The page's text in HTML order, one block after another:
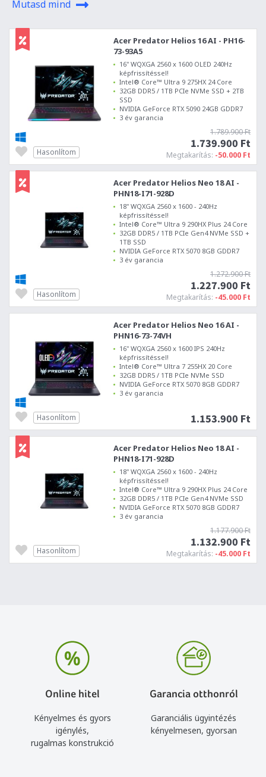
Mutasd mind
Acer Predator Helios 16 AI - PH16-
73-93A5
16" WQXGA 2560 x 1600 OLED 240Hz
képfrissítéssel!
Intel® Core™ Ultra 9 275HX 24 Core
32GB DDR5 / 1TB PCIe NVMe SSD + 2TB
SSD
NVIDIA GeForce RTX 5090 24GB GDDR7
3 év garancia
1.789.900 Ft
1.739.900 Ft
Megtakarítás: -50.000 Ft
Hasonlítom
Acer Predator Helios Neo 18 AI -
PHN18-I71-928D
18" WQXGA 2560 x 1600 - 240Hz
képfrissítéssel!
Intel® Core™ Ultra 9 290HX Plus 24 Core
32GB DDR5 / 1TB PCIe Gen4 NVMe SSD +
1TB SSD
NVIDIA GeForce RTX 5070 8GB GDDR7
3 év garancia
1.272.900 Ft
1.227.900 Ft
Megtakarítás: -45.000 Ft
Hasonlítom
Acer Predator Helios Neo 16 AI -
PHN16-73-74VH
16" WQXGA 2560 x 1600 IPS 240Hz
képfrissítéssel!
Intel® Core™ Ultra 7 255HX 20 Core
32GB DDR5 / 1TB PCIe NVMe SSD
NVIDIA GeForce RTX 5070 8GB GDDR7
3 év garancia
1.153.900 Ft
Hasonlítom
Acer Predator Helios Neo 18 AI -
PHN18-I71-928D
18" WQXGA 2560 x 1600 - 240Hz
képfrissítéssel!
Intel® Core™ Ultra 9 290HX Plus 24 Core
32GB DDR5 / 1TB PCIe Gen4 NVMe SSD
NVIDIA GeForce RTX 5070 8GB GDDR7
3 év garancia
1.177.900 Ft
1.132.900 Ft
Megtakarítás: -45.000 Ft
Hasonlítom
Online hitel
Kényelmes és gyors
igénylés,
rugalmas konstrukció
Garancia otthonról
Garanciális ügyintézés
kényelmesen, gyorsan